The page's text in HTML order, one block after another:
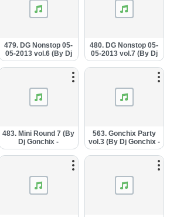
479. DG Nonstop 05-
05-2013 vol.6 (By Dj
Gonchix).mp3
480. DG Nonstop 05-
05-2013 vol.7 (By Dj
Gonchix).mp3
483. Mini Round 7 (By
Dj Gonchix -
06.05.2013.).mp3
563. Gonchix Party
vol.3 (By Dj Gonchix -
18.10.2013.).mp3